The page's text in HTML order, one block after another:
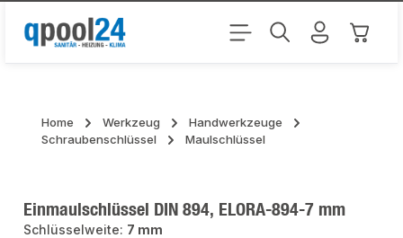
Zum Hauptinhalt springen
Home Werkzeug
Handwerkzeuge
Schraubenschlüssel
Maulschlüssel
Einmaulschlüssel DIN 894, ELORA-894-7 mm
Schlüsselweite: 7 mm